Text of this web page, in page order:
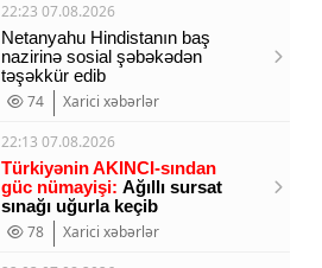
22:23 07.08.2026
Netanyahu Hindistanın baş
nazirinə sosial şəbəkədən
təşəkkür edib
74
Xarici xəbərlər
22:13 07.08.2026
Türkiyənin AKINCI-sından
güc nümayişi: Ağıllı sursat
sınağı uğurla keçib
78
Xarici xəbərlər